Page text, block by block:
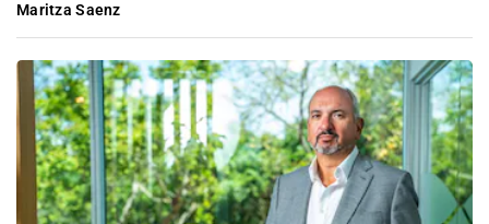
Maritza Saenz